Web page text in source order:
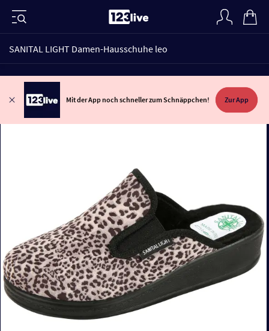
SANITAL LIGHT Damen-Hausschuhe leo
Mit der App noch schneller zum Schnäppchen! Zur App